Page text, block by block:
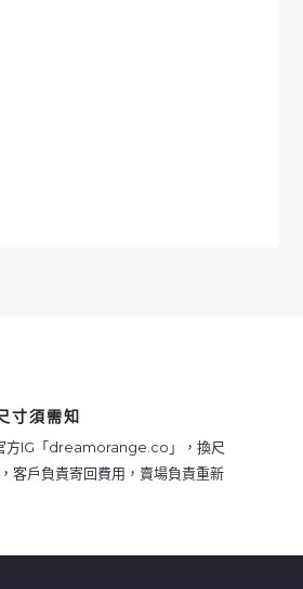
寸須需知
方IG「dreamorange.co」，換尺
客戶負責寄回費用，賣場負責重新